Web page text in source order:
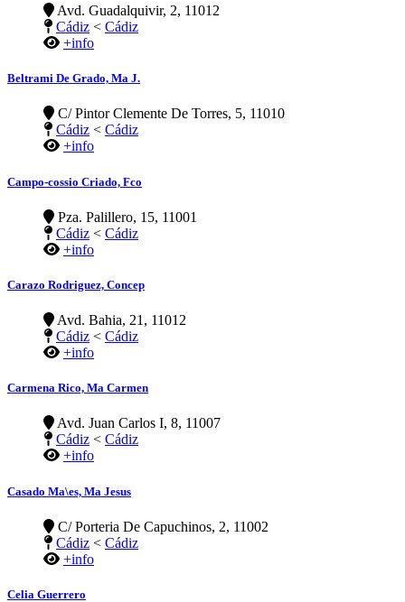
Avd. Guadalquivir, 2, 11012
Cádiz < Cádiz
+info
Beltrami De Grado, Ma J.
C/ Pintor Clemente De Torres, 5, 11010
Cádiz < Cádiz
+info
Campo-cossio Criado, Fco
Pza. Palillero, 15, 11001
Cádiz < Cádiz
+info
Carazo Rodriguez, Concep
Avd. Bahia, 21, 11012
Cádiz < Cádiz
+info
Carmena Rico, Ma Carmen
Avd. Juan Carlos I, 8, 11007
Cádiz < Cádiz
+info
Casado Ma\es, Ma Jesus
C/ Porteria De Capuchinos, 2, 11002
Cádiz < Cádiz
+info
Celia Guerrero